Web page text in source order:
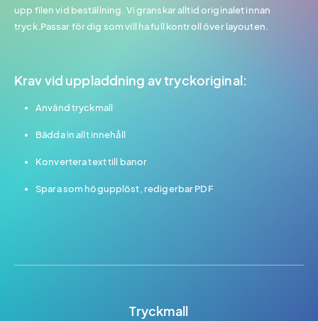
upp filen vid beställning. Vi granskar alltid originalet innan
tryck.Passar för dig som vill ha full kontroll över layouten.
Krav vid uppladdning av tryckoriginal:
Använd tryckmall
Bädda in allt innehåll
Konvertera text till banor
Spara som högupplöst, redigerbar PDF
Tryckmall